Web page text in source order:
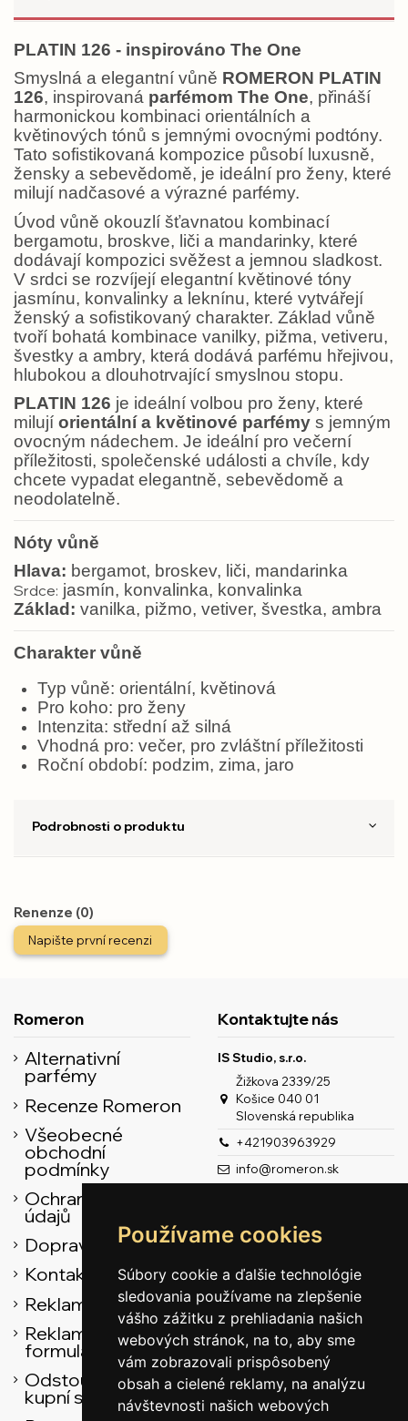
Používame cookies
Súbory cookie a ďalšie technológie
sledovania používame na zlepšenie
vášho zážitku z prehliadania našich
webových stránok, na to, aby sme
vám zobrazovali prispôsobený
obsah a cielené reklamy, na analýzu
návštevnosti našich webových
PLATIN 126 - inspirováno The One
Smyslná a elegantní vůně ROMERON PLATIN
126, inspirovaná parfémom The One, přináší
harmonickou kombinaci orientálních a
květinových tónů s jemnými ovocnými podtóny.
Tato sofistikovaná kompozice působí luxusně,
žensky a sebevědomě, je ideální pro ženy, které
milují nadčasové a výrazné parfémy.
Úvod vůně okouzlí šťavnatou kombinací
bergamotu, broskve, liči a mandarinky, které
dodávají kompozici svěžest a jemnou sladkost.
V srdci se rozvíjejí elegantní květinové tóny
jasmínu, konvalinky a leknínu, které vytvářejí
ženský a sofistikovaný charakter. Základ vůně
tvoří bohatá kombinace vanilky, pižma, vetiveru,
švestky a ambry, která dodává parfému hřejivou,
hlubokou a dlouhotrvající smyslnou stopu.
PLATIN 126 je ideální volbou pro ženy, které
milují orientální a květinové parfémy s jemným
ovocným nádechem. Je ideální pro večerní
příležitosti, společenské události a chvíle, kdy
chcete vypadat elegantně, sebevědomě a
neodolatelně.
Nóty vůně
Hlava: bergamot, broskev, liči, mandarinka
Srdce: jasmín, konvalinka, konvalinka
Základ: vanilka, pižmo, vetiver, švestka, ambra
Charakter vůně
Typ vůně: orientální, květinová
Pro koho: pro ženy
Intenzita: střední až silná
Vhodná pro: večer, pro zvláštní příležitosti
Roční období: podzim, zima, jaro
Podrobnosti o produktu
Renenze (0)
Napište první recenzi
Romeron
Alternativní
parfémy
Recenze Romeron
Všeobecné
obchodní
podmínky
Ochrana osobních
údajů
Doprava
Kontaktní údaje
Reklamační řád
Reklamačný
formulár
Odstoupení od
kupní smlouvy
Kontaktujte nás
IS Studio, s.r.o.
Žižkova 2339/25
Košice 040 01
Slovenská republika
+421903963929
info@romeron.sk